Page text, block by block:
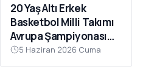
20 Yaş Altı Erkek
Basketbol Milli Takımı
Avrupa Şampiyonası
Hazırlıkları İçin
Çanakkale’de Kampa
5 Haziran 2026 Cuma